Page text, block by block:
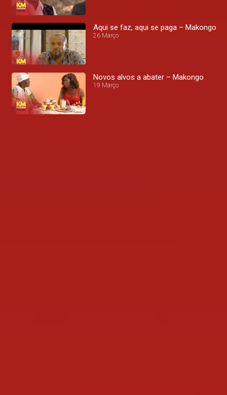
Aqui se faz, aqui se paga – Makongo
26 Março
Novos alvos a abater – Makongo
19 Março